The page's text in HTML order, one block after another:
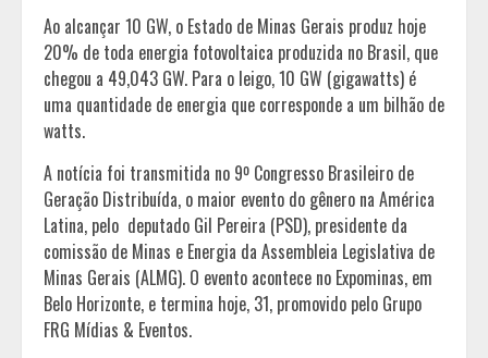
Ao alcançar 10 GW, o Estado de Minas Gerais produz hoje
20% de toda energia fotovoltaica produzida no Brasil, que
chegou a 49,043 GW. Para o leigo, 10 GW (gigawatts) é
uma quantidade de energia que corresponde a um bilhão de
watts.
A notícia foi transmitida no 9º Congresso Brasileiro de
Geração Distribuída, o maior evento do gênero na América
Latina, pelo deputado Gil Pereira (PSD), presidente da
comissão de Minas e Energia da Assembleia Legislativa de
Minas Gerais (ALMG). O evento acontece no Expominas, em
Belo Horizonte, e termina hoje, 31, promovido pelo Grupo
FRG Mídias & Eventos.